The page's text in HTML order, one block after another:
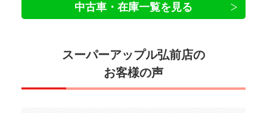
中古車・在庫一覧を見る
スーパーアップル弘前店の
お客様の声